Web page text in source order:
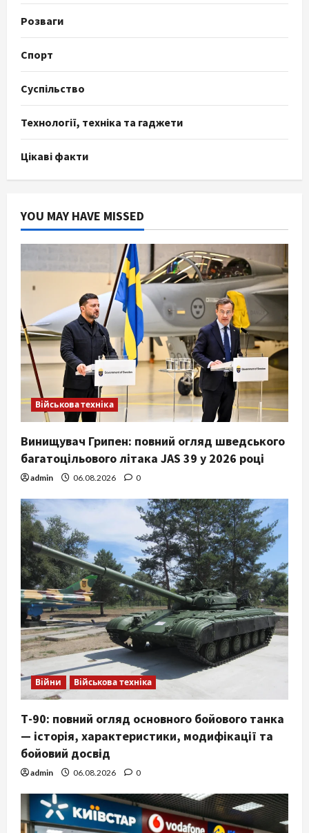
Розваги
Спорт
Суспільство
Технології, техніка та гаджети
Цікаві факти
YOU MAY HAVE MISSED
Військова техніка
Винищувач Грипен: повний огляд шведського
багатоцільового літака JAS 39 у 2026 році
admin 06.08.2026 0
Війни Військова техніка
Т-90: повний огляд основного бойового танка
— історія, характеристики, модифікації та
бойовий досвід
admin 06.08.2026 0